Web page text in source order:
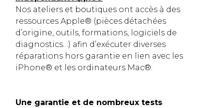
Nos ateliers et boutiques ont accès à des
ressources Apple® (pièces détachées
d’origine, outils, formations, logiciels de
diagnostics…) afin d’exécuter diverses
réparations hors garantie en lien avec les
iPhone® et les ordinateurs Mac®.
Une garantie et de nombreux tests